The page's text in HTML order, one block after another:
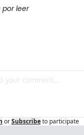
por leer
or Subscribe to participate